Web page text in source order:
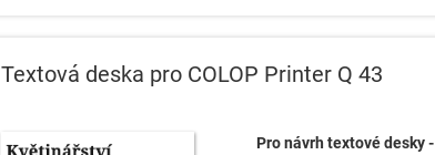
Textová deska pro COLOP Printer Q 43
Pro návrh textové desky -